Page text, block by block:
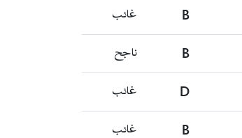
B غائب
B ناجح
D غائب
B غائب